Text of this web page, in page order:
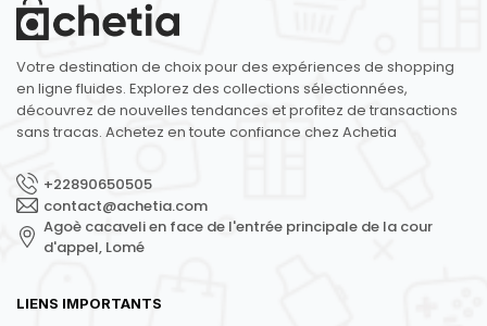
Votre destination de choix pour des expériences de shopping
en ligne fluides. Explorez des collections sélectionnées,
découvrez de nouvelles tendances et profitez de transactions
sans tracas. Achetez en toute confiance chez Achetia
+22890650505
contact@achetia.com
Agoè cacaveli en face de l'entrée principale de la cour
d'appel, Lomé
LIENS IMPORTANTS